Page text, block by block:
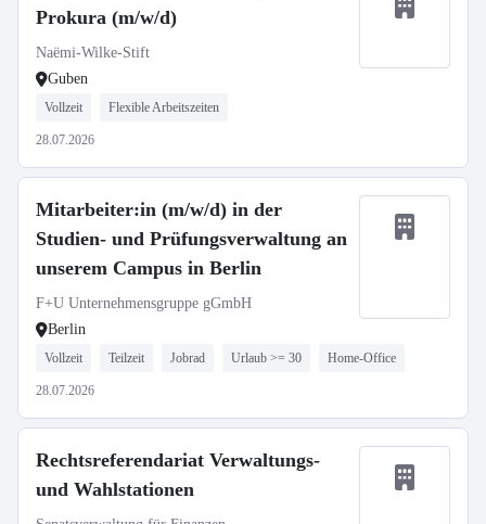
Prokura (m/w/d)
Naëmi-Wilke-Stift
Guben
Vollzeit Flexible Arbeitszeiten
28.07.2026
Mitarbeiter:in (m/w/d) in der
Studien- und Prüfungsverwaltung an
unserem Campus in Berlin
F+U Unternehmensgruppe gGmbH
Berlin
Vollzeit Teilzeit Jobrad Urlaub >= 30 Home-Office
28.07.2026
Rechtsreferendariat Verwaltungs-
und Wahlstationen